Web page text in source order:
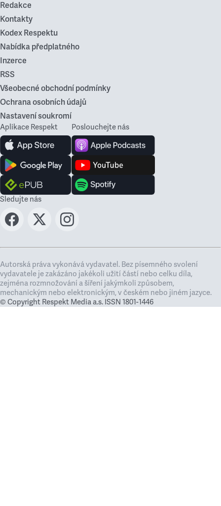
Redakce
Kontakty
Kodex Respektu
Nabídka předplatného
Inzerce
RSS
Všeobecné obchodní podmínky
Ochrana osobních údajů
Nastavení soukromí
Aplikace Respekt Poslouchejte nás
Sledujte nás
Autorská práva vykonává vydavatel. Bez písemného svolení
vydavatele je zakázáno jakékoli užití částí nebo celku díla,
zejména rozmnožování a šíření jakýmkoli způsobem,
mechanickým nebo elektronickým, v českém nebo jiném jazyce.
© Copyright Respekt Media a.s. ISSN 1801-1446